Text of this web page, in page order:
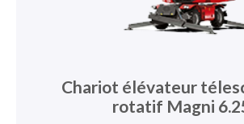
Chariot élévateur
rotatif Magni